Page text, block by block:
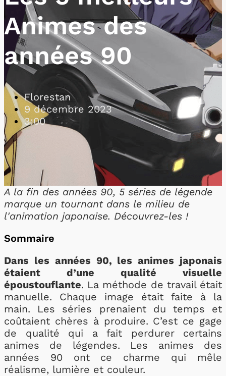
Animes des
années 90
Florestan
9 décembre 2023
3:00
A la fin des années 90, 5 séries de légende
marque un tournant dans le milieu de
l'animation japonaise. Découvrez-les !
Sommaire
Dans les années 90, les animes japonais
étaient d’une qualité visuelle
époustouflante. La méthode de travail était
manuelle. Chaque image était faite à la
main. Les séries prenaient du temps et
coûtaient chères à produire. C’est ce gage
de qualité qui a fait perdurer certains
animes de légendes. Les animes des
années 90 ont ce charme qui mêle
réalisme, lumière et couleur.